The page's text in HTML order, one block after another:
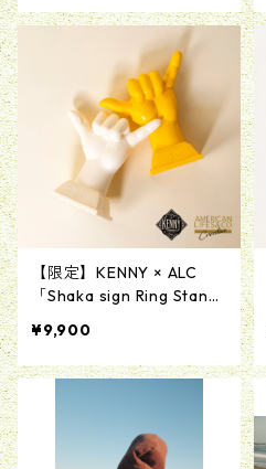
【限定】KENNY × ALC
「Shaka sign Ring Stand
URES」レジン製リングス
タンド
¥9,900